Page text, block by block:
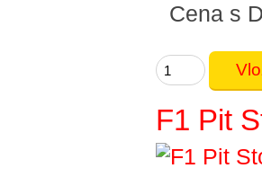
Cena s
F1 Pit